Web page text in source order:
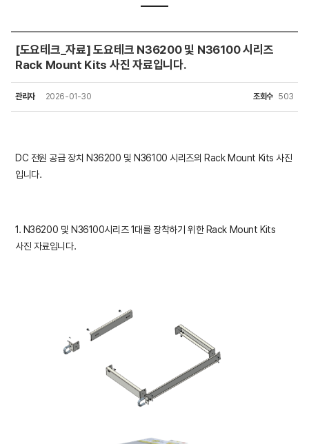
[도요테크_자료] 도요테크 N36200 및 N36100 시리즈
Rack Mount Kits 사진 자료입니다.
관리자 2026-01-30 조회수 503
DC 전원 공급 장치 N36200 및 N36100 시리즈의 Rack Mount Kits 사진
입니다.
1. N36200 및 N36100시리즈 1대를 장착하기 위한 Rack Mount Kits
사진 자료입니다.